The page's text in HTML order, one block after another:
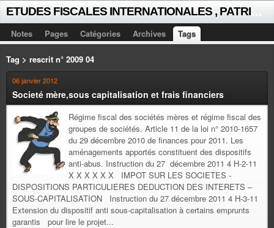
Notes Pages Catégories Archives Tags
Tag > rescrit n° 2009 04
06 janvier 2012
Societé mère,sous capitalisation et frais financiers
Régime fiscal des sociétés mères et régime fiscal des
groupes de sociétés. Article 11 de la loi n° 2010-1657
du 29 décembre 2010 de finances pour 2011. Les
aménagements apportés constituent des dispositifs
anti-abus. Instruction du 27 décembre 2011 4 H-2-11
X X X X X X IMPOT SUR LES SOCIETES -
DISPOSITIONS PARTICULIERES DEDUCTION DES INTERETS –
SOUS-CAPITALISATION Instruction du 27 décembre 2011 4 H-3-11
Extension du dispositif anti sous-capitalisation à certains emprunts
garantis pour lire le projet...